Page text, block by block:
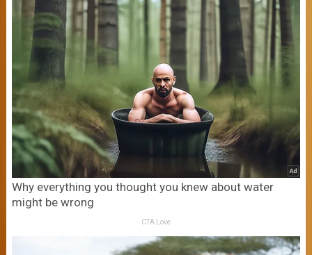
Why everything you thought you knew about water
might be wrong
CTA Love